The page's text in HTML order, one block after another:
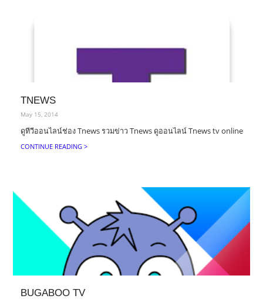
TNEWS
May 15, 2014
ดูทีวีออนไลน์ช่อง Tnews รวมข่าว Tnews ดูออนไลน์ Tnews tv online
CONTINUE READING >
BUGABOO TV